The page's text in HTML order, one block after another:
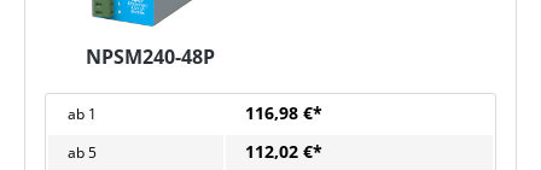
NPSM240-48P
ab 1 116,98 €*
ab5 112,02 €*